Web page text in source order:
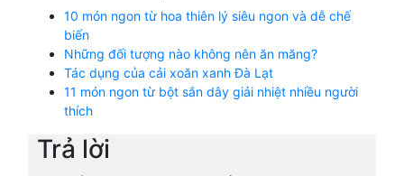
10 món ngon từ hoa thiên lý siêu ngon và dễ chế
biến
Những đối tượng nào không nên ăn măng?
Tác dụng của cải xoăn xanh Đà Lạt
11 món ngon từ bột sắn dây giải nhiệt nhiều người
thích
Trả lời